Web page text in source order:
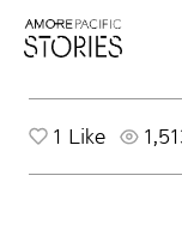
1 Like